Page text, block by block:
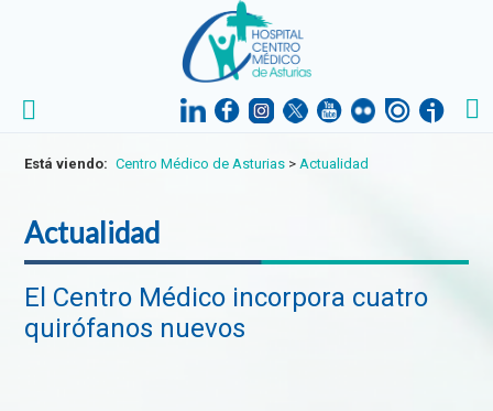
Está viendo: Centro Médico de Asturias> Actualidad
Actualidad
El Centro Médico incorpora cuatro
quirófanos nuevos